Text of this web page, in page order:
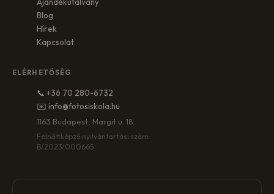
Blog
Hírek
Kapcsolat
ELÉRHETŐSÉG
📞 +36 70 280-6732
✉️ info@fotosiskola.hu
1163 Budapest, Margit u. 18.
Felnőttképző nyilvántartási szám:
B/2023/000665